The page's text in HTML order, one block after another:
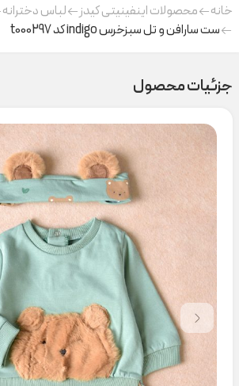
خانه محصولات اینفینیتی کیدز لباس دخترانه
ست سارافن و تل سبزخرس indigo کد t000297
جزئیات محصول